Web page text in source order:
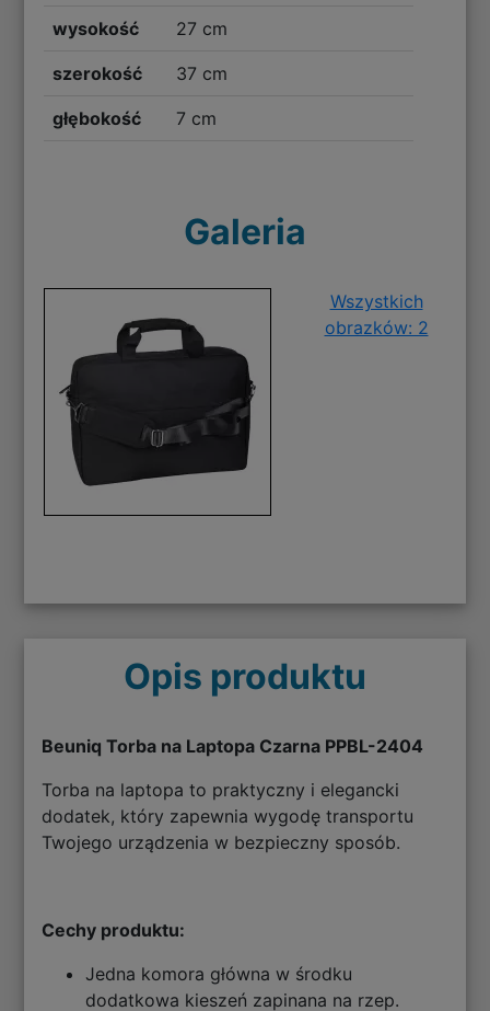
wysokość 27 cm
szerokość 37 cm
głębokość 7 cm
Galeria
Wszystkich
obrazków: 2
Opis produktu
Beuniq Torba na Laptopa Czarna PPBL-2404
Torba na laptopa to praktyczny i elegancki
dodatek, który zapewnia wygodę transportu
Twojego urządzenia w bezpieczny sposób.
Cechy produktu:
Jedna komora główna w środku
dodatkowa kieszeń zapinana na rzep.